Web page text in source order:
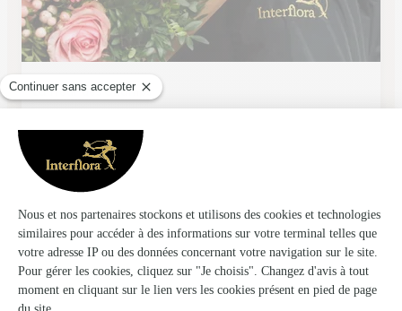
La Fleur des Champs
★4.8 (22)
724 rue Charles De Gaulle
Voir la boutique
Ils ont fait livrer des fleurs ou une plante à